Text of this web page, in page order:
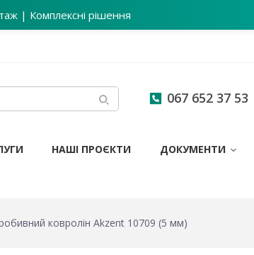
| Комплексні рішення
067 652 37 53
НАШІ ПРОЄКТИ ДОКУМЕНТИ
ковролін Akzent 10709 (5 мм)